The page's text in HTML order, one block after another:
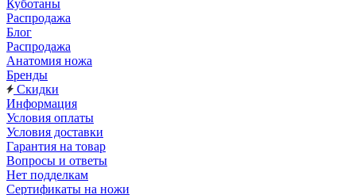
Куботаны
Распродажа
Блог
Распродажа
Анатомия ножа
Бренды
Скидки
Информация
Условия оплаты
Условия доставки
Гарантия на товар
Вопросы и ответы
Нет подделкам
Сертификаты на ножи